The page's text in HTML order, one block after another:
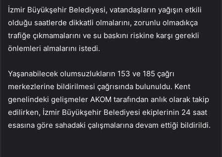
İzmir Büyükşehir Belediyesi, vatandaşların yağışın etkili
olduğu saatlerde dikkatli olmalarını, zorunlu olmadıkça
trafiğe çıkmamalarını ve su baskını riskine karşı gerekli
önlemleri almalarını istedi.
Yaşanabilecek olumsuzlukların 153 ve 185 çağrı
merkezlerine bildirilmesi çağrısında bulunuldu. Kent
genelindeki gelişmeler AKOM tarafından anlık olarak takip
edilirken, İzmir Büyükşehir Belediyesi ekiplerinin 24 saat
esasına göre sahadaki çalışmalarına devam ettiği bildirildi.